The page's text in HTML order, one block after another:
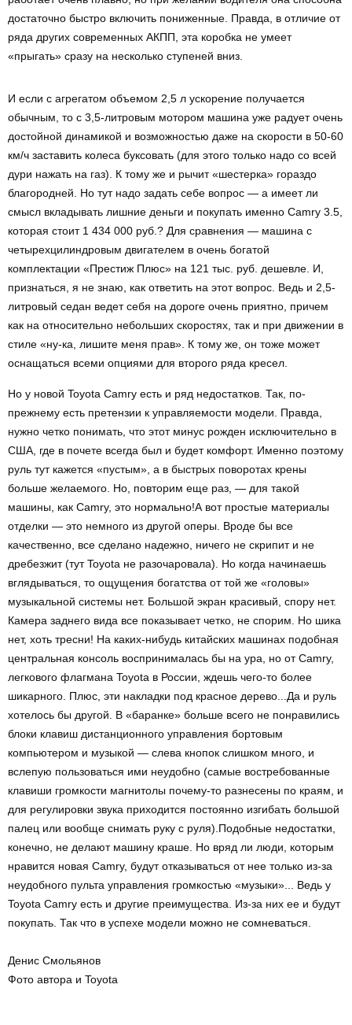
достаточно быстро включить пониженные. Правда, в отличие от
ряда других современных АКПП, эта коробка не умеет
«прыгать» сразу на несколько ступеней вниз.
И если с агрегатом объемом 2,5 л ускорение получается
обычным, то с 3,5-литровым мотором машина уже радует очень
достойной динамикой и возможностью даже на скорости в 50-60
км/ч заставить колеса буксовать (для этого только надо со всей
дури нажать на газ). К тому же и рычит «шестерка» гораздо
благородней. Но тут надо задать себе вопрос — а имеет ли
смысл вкладывать лишние деньги и покупать именно Camry 3.5,
которая стоит 1 434 000 руб.? Для сравнения — машина с
четырехцилиндровым двигателем в очень богатой
комплектации «Престиж Плюс» на 121 тыс. руб. дешевле. И,
признаться, я не знаю, как ответить на этот вопрос. Ведь и 2,5-
литровый седан ведет себя на дороге очень приятно, причем
как на относительно небольших скоростях, так и при движении в
стиле «ну-ка, лишите меня прав». К тому же, он тоже может
оснащаться всеми опциями для второго ряда кресел.
Но у новой Toyota Camry есть и ряд недостатков. Так, по-
прежнему есть претензии к управляемости модели. Правда,
нужно четко понимать, что этот минус рожден исключительно в
США, где в почете всегда был и будет комфорт. Именно поэтому
руль тут кажется «пустым», а в быстрых поворотах крены
больше желаемого. Но, повторим еще раз, — для такой
машины, как Camry, это нормально!А вот простые материалы
отделки — это немного из другой оперы. Вроде бы все
качественно, все сделано надежно, ничего не скрипит и не
дребезжит (тут Toyota не разочаровала). Но когда начинаешь
вглядываться, то ощущения богатства от той же «головы»
музыкальной системы нет. Большой экран красивый, спору нет.
Камера заднего вида все показывает четко, не спорим. Но шика
нет, хоть тресни! На каких-нибудь китайских машинах подобная
центральная консоль воспринималась бы на ура, но от Camry,
легкового флагмана Toyota в России, ждешь чего-то более
шикарного. Плюс, эти накладки под красное дерево...Да и руль
хотелось бы другой. В «баранке» больше всего не понравились
блоки клавиш дистанционного управления бортовым
компьютером и музыкой — слева кнопок слишком много, и
вслепую пользоваться ими неудобно (самые востребованные
клавиши громкости магнитолы почему-то разнесены по краям, и
для регулировки звука приходится постоянно изгибать большой
палец или вообще снимать руку с руля).Подобные недостатки,
конечно, не делают машину краше. Но вряд ли люди, которым
нравится новая Camry, будут отказываться от нее только из-за
неудобного пульта управления громкостью «музыки»... Ведь у
Toyota Camry есть и другие преимущества. Из-за них ее и будут
покупать. Так что в успехе модели можно не сомневаться.
Денис Смольянов
Фото автора и Toyota